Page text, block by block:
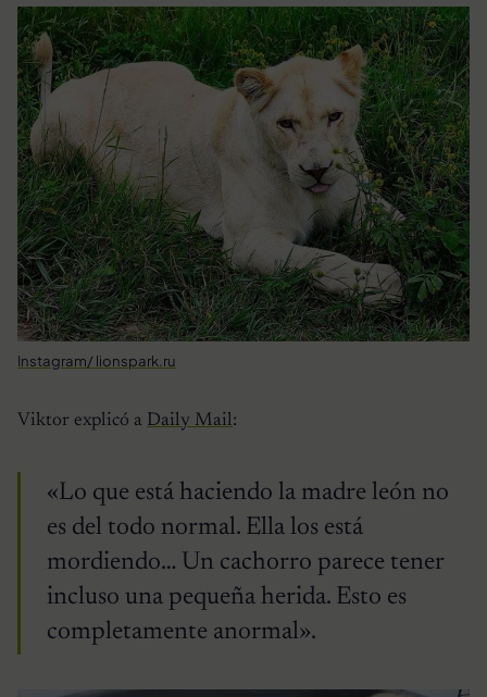
Instagram/ lionspark.ru
Viktor explicó a Daily Mail:
«Lo que está haciendo la madre león no
es del todo normal. Ella los está
mordiendo… Un cachorro parece tener
incluso una pequeña herida. Esto es
completamente anormal».